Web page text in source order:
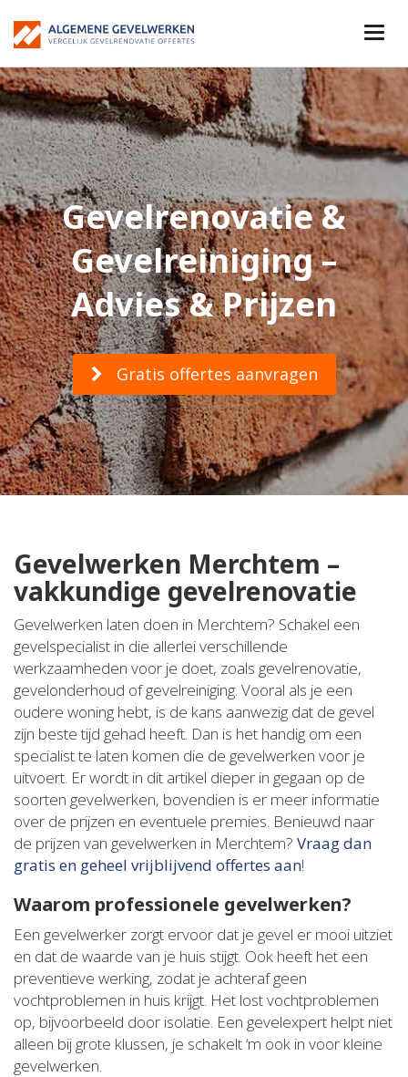
Gevelrenovatie &
Gevelreiniging –
Advies & Prijzen
Gratis offertes aanvragen
Gevelwerken Merchtem –
vakkundige gevelrenovatie
Gevelwerken laten doen in Merchtem? Schakel een
gevelspecialist in die allerlei verschillende
werkzaamheden voor je doet, zoals gevelrenovatie,
gevelonderhoud of gevelreiniging. Vooral als je een
oudere woning hebt, is de kans aanwezig dat de gevel
zijn beste tijd gehad heeft. Dan is het handig om een
specialist te laten komen die de gevelwerken voor je
uitvoert. Er wordt in dit artikel dieper in gegaan op de
soorten gevelwerken, bovendien is er meer informatie
over de prijzen en eventuele premies. Benieuwd naar
de prijzen van gevelwerken in Merchtem? Vraag dan
gratis en geheel vrijblijvend offertes aan!
Waarom professionele gevelwerken?
Een gevelwerker zorgt ervoor dat je gevel er mooi uitziet
en dat de waarde van je huis stijgt. Ook heeft het een
preventieve werking, zodat je achteraf geen
vochtproblemen in huis krijgt. Het lost vochtproblemen
op, bijvoorbeeld door isolatie. Een gevelexpert helpt niet
alleen bij grote klussen, je schakelt ‘m ook in voor kleine
gevelwerken.